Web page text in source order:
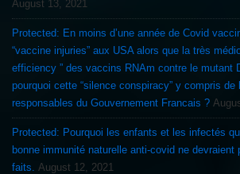
August 13, 2021
Protected: En moins d’une année de Covid
“vaccine injuries” aux USA alors que la très
efficiency ” des vaccins RNAm contre le mutant
pourquoi cette “silence conspiracy” y compris de
responsables du Gouvernement Francais ?
Protected: Pourquoi les enfants et les infectés
bonne immunité naturelle anti-covid ne devraient
faits.
August 12, 2021